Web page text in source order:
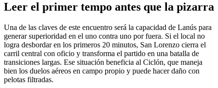
Leer el primer tempo antes que la pizarra
Una de las claves de este encuentro será la capacidad de Lanús para
generar superioridad en el uno contra uno por fuera. Si el local no
logra desbordar en los primeros 20 minutos, San Lorenzo cierra el
carril central con oficio y transforma el partido en una batalla de
transiciones largas. Ese situación beneficia al Ciclón, que maneja
bien los duelos aéreos en campo propio y puede hacer daño con
pelotas filtradas.